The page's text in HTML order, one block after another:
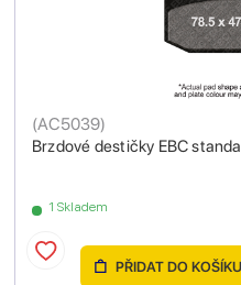
Brzdové destičky EBC
(AC5039)
1 Skladem
PŘIDAT DO KOŠÍKU